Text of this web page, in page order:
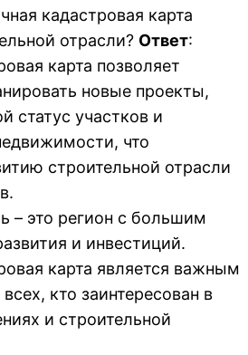
кадастровая карта
отрасли? Ответ:
карта позволяет
новые проекты,
статус участков и
что
строительной отрасли
– это регион с большим
и инвестиций.
карта является важным
кто заинтересован в
и строительной